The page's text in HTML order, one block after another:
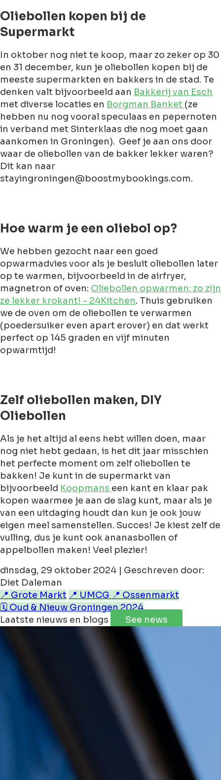
Oliebollen kopen bij de
Supermarkt
In oktober nog niet te koop, maar zo zeker op 30
en 31 december, kun je oliebollen kopen bij de
meeste supermarkten en bakkers in de stad. Te
denken valt bijvoorbeeld aan Bakkerij van Esch
met diverse locaties en Borgman Banket (ze
hebben nu nog vooral speculaas en pepernoten
in verband met Sinterklaas die nog moet gaan
aankomen in Groningen). Geef je aan ons door
waar de oliebollen van de bakker lekker waren?
Dit kan naar
stayingroningen@boostmybookings.com.
Hoe warm je een oliebol op?
We hebben gezocht naar een goed
opwarmadvies voor als je besluit oliebollen later
op te warmen, bijvoorbeeld in de airfryer,
magnetron of oven: Oliebollen opwarmen: zo zijn
ze lekker krokant! - 24Kitchen. Thuis gebruiken
we de oven om de oliebollen te verwarmen
(poedersuiker even apart erover) en dat werkt
perfect op 145 graden en vijf minuten
opwarmtijd!
Zelf oliebollen maken, DIY
Oliebollen
Als je het altijd al eens hebt willen doen, maar
nog niet hebt gedaan, is het dit jaar misschien
het perfecte moment om zelf oliebollen te
bakken! Je kunt in de supermarkt van
bijvoorbeeld Koopmans een kant en klaar pak
kopen waarmee je aan de slag kunt, maar als je
van een uitdaging houdt dan kun je ook jouw
eigen meel samenstellen. Succes! Je kiest zelf de
vulling, dus je kunt ook ananasbollen of
appelbollen maken! Veel plezier!
dinsdag, 29 oktober 2024 | Geschreven door:
Diet Daleman
📍 Grote Markt 📍 UMCG 📍 Ossenmarkt
🗓️ Oud & Nieuw Groningen 2024
Laatste nieuws en blogs
See news